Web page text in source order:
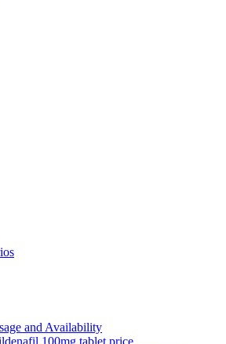
and Availability
100mg tablet price